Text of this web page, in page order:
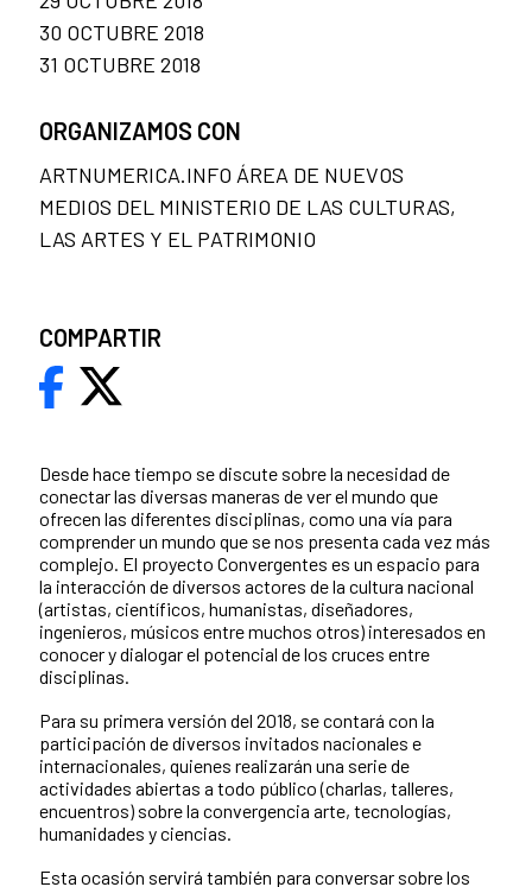
Desde hace tiempo se discute sobre la necesidad de
conectar las diversas maneras de ver el mundo que
ofrecen las diferentes disciplinas, como una vía para
comprender un mundo que se nos presenta cada vez más
complejo. El proyecto Convergentes es un espacio para
la interacción de diversos actores de la cultura nacional
(artistas, científicos, humanistas, diseñadores,
ingenieros, músicos entre muchos otros) interesados en
conocer y dialogar el potencial de los cruces entre
disciplinas.
Para su primera versión del 2018, se contará con la
participación de diversos invitados nacionales e
internacionales, quienes realizarán una serie de
actividades abiertas a todo público (charlas, talleres,
encuentros) sobre la convergencia arte, tecnologías,
humanidades y ciencias.
Esta ocasión servirá también para conversar sobre los
30 OCTUBRE 2018
31 OCTUBRE 2018
ORGANIZAMOS CON
ARTNUMERICA.INFO ÁREA DE NUEVOS
MEDIOS DEL MINISTERIO DE LAS CULTURAS,
LAS ARTES Y EL PATRIMONIO
COMPARTIR